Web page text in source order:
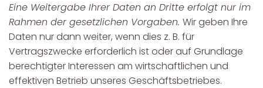
Eine Weitergabe Ihrer Daten an Dritte erfolgt nur im
Rahmen der gesetzlichen Vorgaben. Wir geben Ihre
Daten nur dann weiter, wenn dies z. B. für
Vertragszwecke erforderlich ist oder auf Grundlage
berechtigter Interessen am wirtschaftlichen und
effektiven Betrieb unseres Geschäftsbetriebes.